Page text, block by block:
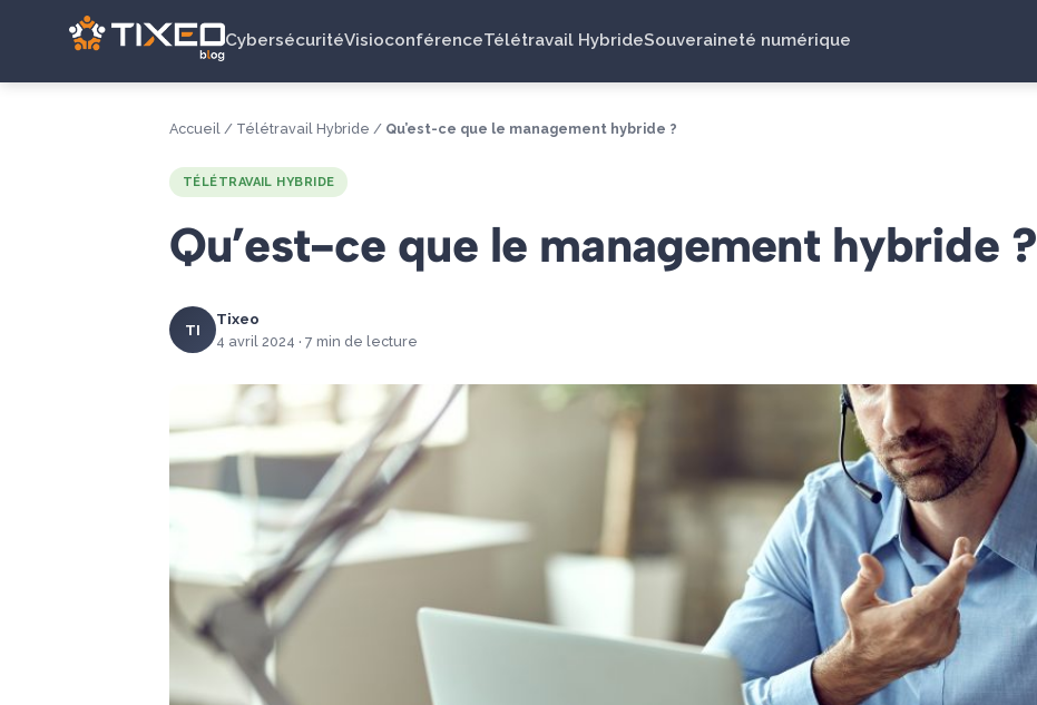
CybersécuritéVisioconférenceTélétravail HybrideSouveraineté numérique
Accueil / Télétravail Hybride / Qu’est-ce que le management hybride ?
TÉLÉTRAVAIL HYBRIDE
Qu’est-ce que le management hybride ?
TI
Tixeo
4 avril 2024 · 7 min de lecture